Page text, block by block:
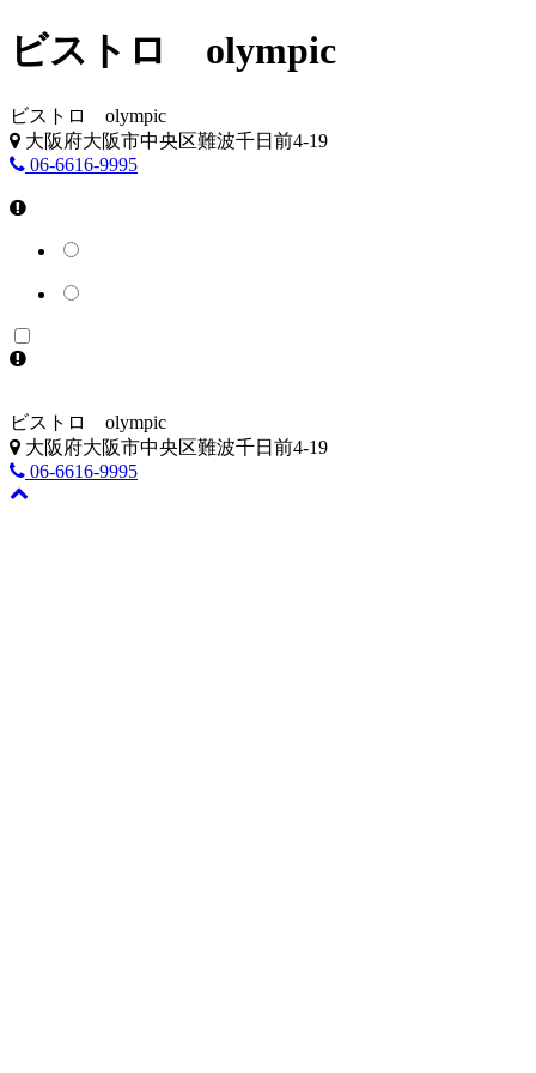
ビストロ olympic
ビストロ olympic
大阪府大阪市中央区難波千日前4-19
06-6616-9995
ビストロ olympic
大阪府大阪市中央区難波千日前4-19
06-6616-9995